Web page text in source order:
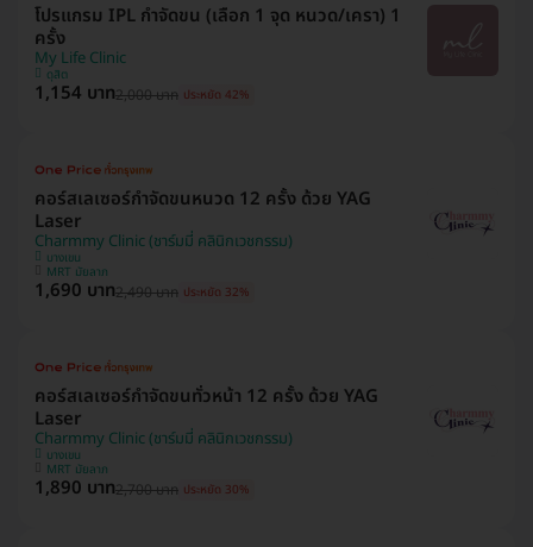
โปรแกรม IPL กำจัดขน (เลือก 1 จุด หนวด/เครา) 1
ครั้ง
My Life Clinic
ดุสิต
1,154 บาท2,000 บาท ประหยัด 42%
คอร์สเลเซอร์กำจัดขนหนวด 12 ครั้ง ด้วย YAG
Laser
Charmmy Clinic (ชาร์มมี่ คลินิกเวชกรรม)
บางเขน
MRT มัยลาภ
1,690 บาท2,490 บาท ประหยัด 32%
คอร์สเลเซอร์กำจัดขนทั่วหน้า 12 ครั้ง ด้วย YAG
Laser
Charmmy Clinic (ชาร์มมี่ คลินิกเวชกรรม)
บางเขน
MRT มัยลาภ
1,890 บาท2,700 บาท ประหยัด 30%